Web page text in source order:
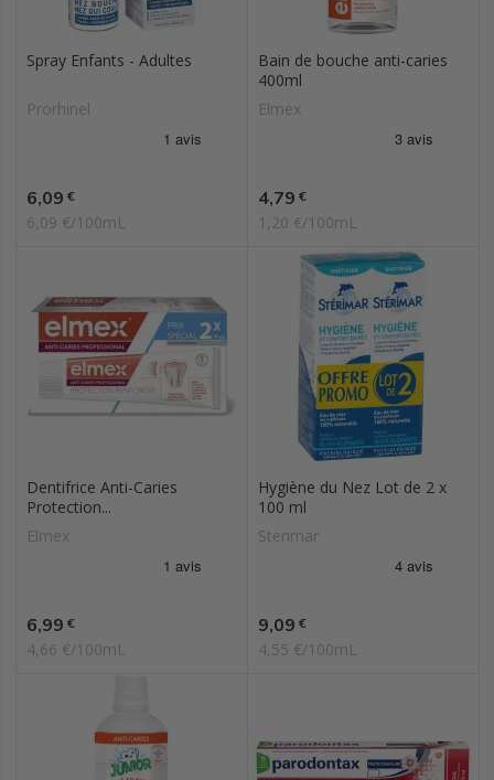
Spray Enfants - Adultes
Prorhinel
Prix
6,09 €
6,09 €/100mL
Bain de bouche anti-caries
400ml
Elmex
Prix
4,79 €
1,20 €/100mL
Dentifrice Anti-Caries
Protection...
Elmex
Prix
6,99 €
4,66 €/100mL
Hygiène du Nez Lot de 2 x
100 ml
Sterimar
Prix
9,09 €
4,55 €/100mL